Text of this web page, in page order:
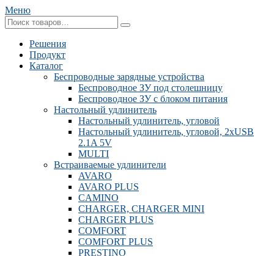
Меню
Решения
Продукт
Каталог
Беспроводные зарядные устройства
Беспроводное ЗУ под столешницу
Беспроводное ЗУ с блоком питания
Настольный удлинитель
Настольный удлинитель, угловой
Настольный удлинитель, угловой, 2xUSB
2.1A 5V
MULTI
Встраиваемые удлинители
AVARO
AVARO PLUS
CAMINO
CHARGER, CHARGER MINI
CHARGER PLUS
COMFORT
COMFORT PLUS
PRESTINO